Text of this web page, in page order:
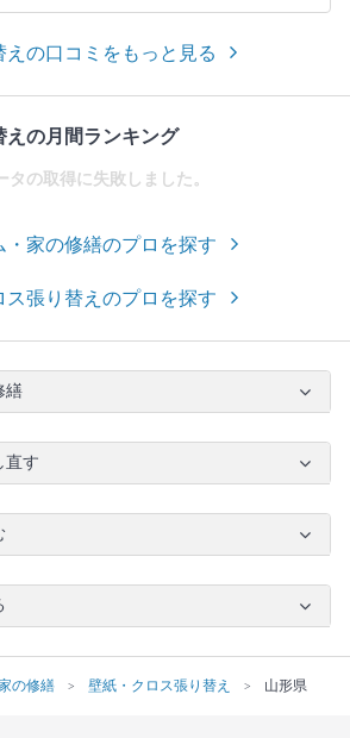
の口コミをもっと見る
えの月間ランキング
タの取得に失敗しました。
・家の修繕のプロを探す
ス張り替えのプロを探す
繕
直す
の修繕 壁紙・クロス張り替え 山形県